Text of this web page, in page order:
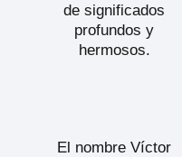
de significados
profundos y
hermosos.
El nombre Víctor